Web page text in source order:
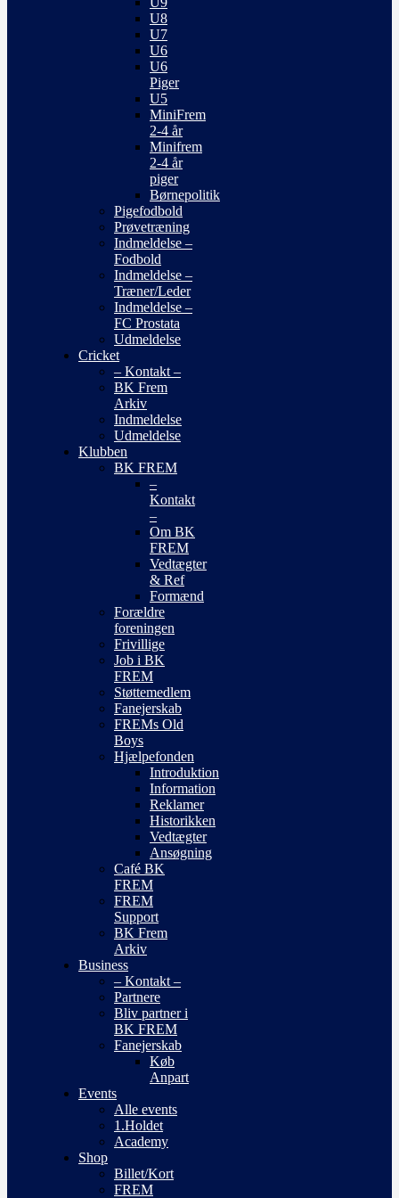
U8
U7
U6
U6
Piger
U5
MiniFrem
2-4 år
Minifrem
2-4 år
piger
Børnepolitik
Pigefodbold
Prøvetræning
Indmeldelse –
Fodbold
Indmeldelse –
Træner/Leder
Indmeldelse –
FC Prostata
Udmeldelse
Cricket
– Kontakt –
BK Frem
Arkiv
Indmeldelse
Udmeldelse
Klubben
BK FREM
–
Kontakt
–
Om BK
FREM
Vedtægter
& Ref
Formænd
Forældre
foreningen
Frivillige
Job i BK
FREM
Støttemedlem
Fanejerskab
FREMs Old
Boys
Hjælpefonden
Introduktion
Information
Reklamer
Historikken
Vedtægter
Ansøgning
Café BK
FREM
FREM
Support
BK Frem
Arkiv
Business
– Kontakt –
Partnere
Bliv partner i
BK FREM
Fanejerskab
Køb
Anpart
Events
Alle events
1.Holdet
Academy
Shop
Billet/Kort
FREM